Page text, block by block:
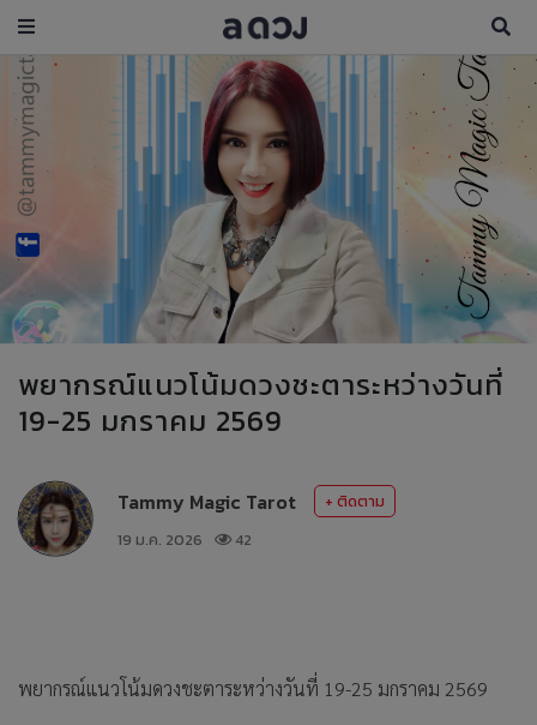
พยากรณ์แนวโน้มดวงชะตาระหว่างวันที่
19-25 มกราคม 2569
Tammy Magic Tarot
+ ติดตาม
19 ม.ค. 2026
42
พยากรณ์แนวโน้มดวงชะตาระหว่างวันที่ 19-25 มกราคม 2569